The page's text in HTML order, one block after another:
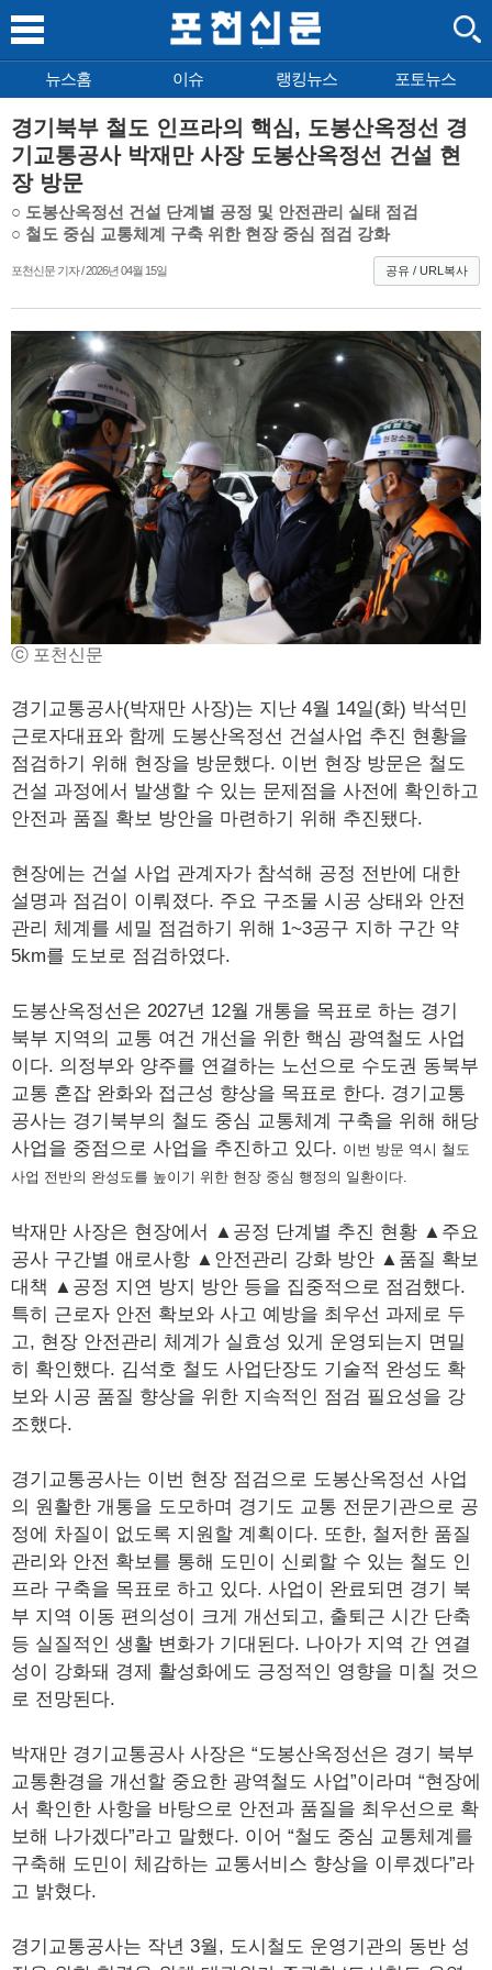
뉴스홈 이슈 랭킹뉴스 포토뉴스
경기북부 철도 인프라의 핵심, 도봉산옥정선 경
기교통공사 박재만 사장 도봉산옥정선 건설 현
장 방문
○ 도봉산옥정선 건설 단계별 공정 및 안전관리 실태 점검
○ 철도 중심 교통체계 구축 위한 현장 중심 점검 강화
포천신문 기자 / 2026년 04월 15일 공유 / URL복사
ⓒ 포천신문
경기교통공사(박재만 사장)는 지난 4월 14일(화) 박석민
근로자대표와 함께 도봉산옥정선 건설사업 추진 현황을
점검하기 위해 현장을 방문했다. 이번 현장 방문은 철도
건설 과정에서 발생할 수 있는 문제점을 사전에 확인하고
안전과 품질 확보 방안을 마련하기 위해 추진됐다.
현장에는 건설 사업 관계자가 참석해 공정 전반에 대한
설명과 점검이 이뤄졌다. 주요 구조물 시공 상태와 안전
관리 체계를 세밀 점검하기 위해 1~3공구 지하 구간 약
5km를 도보로 점검하였다.
도봉산옥정선은 2027년 12월 개통을 목표로 하는 경기
북부 지역의 교통 여건 개선을 위한 핵심 광역철도 사업
이다. 의정부와 양주를 연결하는 노선으로 수도권 동북부
교통 혼잡 완화와 접근성 향상을 목표로 한다. 경기교통
공사는 경기북부의 철도 중심 교통체계 구축을 위해 해당
사업을 중점으로 사업을 추진하고 있다. 이번 방문 역시 철도
사업 전반의 완성도를 높이기 위한 현장 중심 행정의 일환이다.
박재만 사장은 현장에서 ▲공정 단계별 추진 현황 ▲주요
공사 구간별 애로사항 ▲안전관리 강화 방안 ▲품질 확보
대책 ▲공정 지연 방지 방안 등을 집중적으로 점검했다.
특히 근로자 안전 확보와 사고 예방을 최우선 과제로 두
고, 현장 안전관리 체계가 실효성 있게 운영되는지 면밀
히 확인했다. 김석호 철도 사업단장도 기술적 완성도 확
보와 시공 품질 향상을 위한 지속적인 점검 필요성을 강
조했다.
경기교통공사는 이번 현장 점검으로 도봉산옥정선 사업
의 원활한 개통을 도모하며 경기도 교통 전문기관으로 공
정에 차질이 없도록 지원할 계획이다. 또한, 철저한 품질
관리와 안전 확보를 통해 도민이 신뢰할 수 있는 철도 인
프라 구축을 목표로 하고 있다. 사업이 완료되면 경기 북
부 지역 이동 편의성이 크게 개선되고, 출퇴근 시간 단축
등 실질적인 생활 변화가 기대된다. 나아가 지역 간 연결
성이 강화돼 경제 활성화에도 긍정적인 영향을 미칠 것으
로 전망된다.
박재만 경기교통공사 사장은 “도봉산옥정선은 경기 북부
교통환경을 개선할 중요한 광역철도 사업”이라며 “현장에
서 확인한 사항을 바탕으로 안전과 품질을 최우선으로 확
보해 나가겠다”라고 말했다. 이어 “철도 중심 교통체계를
구축해 도민이 체감하는 교통서비스 향상을 이루겠다”라
고 밝혔다.
경기교통공사는 작년 3월, 도시철도 운영기관의 동반 성